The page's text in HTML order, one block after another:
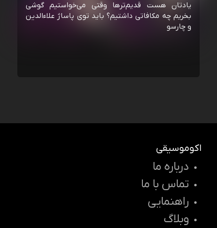
یادتان هست قدیم‌ترها وقتی می‌خواستیم گوشی
بخریم چه مکافاتی داشتیم؟ باید توی پاساژ علاءالدین
و چارسو
اکوموسیقی
درباره ما
تماس با ما
راهنمایی
وبلاگ